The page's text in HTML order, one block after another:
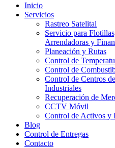
Inicio
Servicios
Rastreo Satelital
Servicio para
Arrendadoras y
Planeación y Rutas
Control de
Control de
Control de Centros
Industriales
Recuperación de
CCTV Móvil
Control de Activos y
Blog
Control de Entregas
Contacto